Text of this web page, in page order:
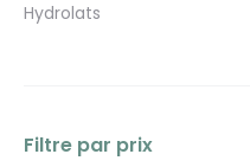
Hydrolats
Filtre par prix